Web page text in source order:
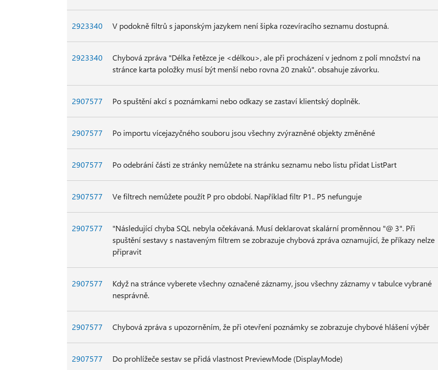
2923340 V podokně filtrů s japonským jazykem není šipka rozevíracího seznamu dostupná.
2923340
Chybová zpráva "Délka řetězce je <délkou>, ale při procházení v jednom z polí množství na
stránce karta položky musí být menší nebo rovna 20 znaků". obsahuje závorku.
2907577 Po spuštění akcí s poznámkami nebo odkazy se zastaví klientský doplněk.
2907577 Po importu vícejazyčného souboru jsou všechny zvýrazněné objekty změněné
2907577 Po odebrání části ze stránky nemůžete na stránku seznamu nebo listu přidat ListPart
2907577 Ve filtrech nemůžete použít P pro období. Například filtr P1.. P5 nefunguje
2907577
"Následující chyba SQL nebyla očekávaná. Musí deklarovat skalární proměnnou "@ 3". Při
spuštění sestavy s nastaveným filtrem se zobrazuje chybová zpráva oznamující, že příkazy nelze
připravit
2907577
Když na stránce vyberete všechny označené záznamy, jsou všechny záznamy v tabulce vybrané
nesprávně.
2907577 Chybová zpráva s upozorněním, že při otevření poznámky se zobrazuje chybové hlášení výběr
2907577 Do prohlížeče sestav se přidá vlastnost PreviewMode (DisplayMode)